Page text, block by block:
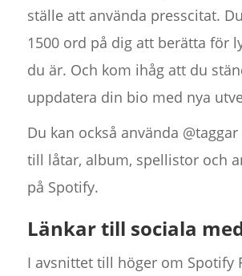
ställe att använda presscitat.
1500 ord på dig att berätta för
du är. Och kom ihåg att du
uppdatera din bio med nya
Du kan också använda
till låtar, album, spellistor och
på Spotify.
Länkar till sociala
I avsnittet till höger om Spotify